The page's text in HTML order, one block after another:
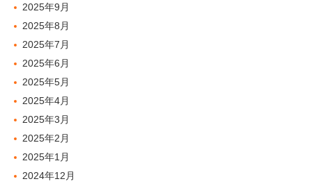
2025年9月
2025年8月
2025年7月
2025年6月
2025年5月
2025年4月
2025年3月
2025年2月
2025年1月
2024年12月